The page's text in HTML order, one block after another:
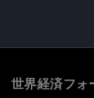
世界経済フォ